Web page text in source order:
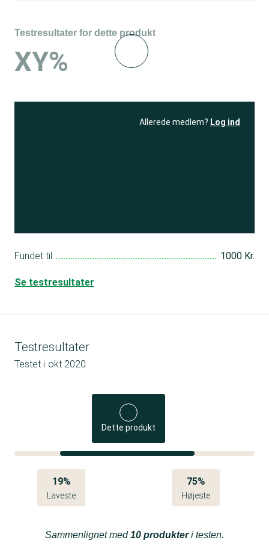
Testresultater for dette produkt
XY%
Allerede medlem? Log ind
Fundet til 1000 Kr.
Se testresultater
Testresultater
Testet i okt 2020
Dette produkt
19%
Laveste
75%
Højeste
Sammenlignet med10 produkteri testen.